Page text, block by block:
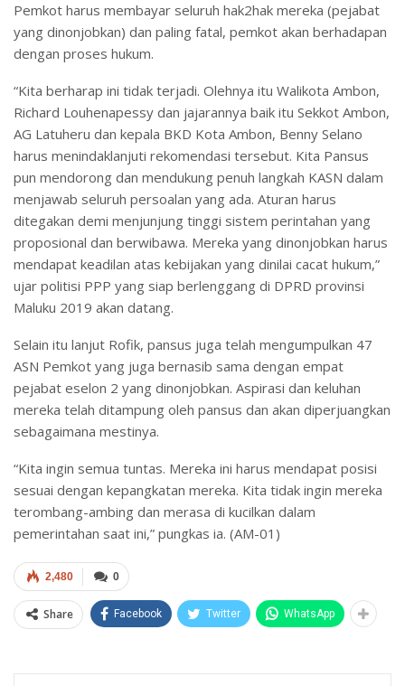
Pemkot harus membayar seluruh hak2hak mereka (pejabat
yang dinonjobkan) dan paling fatal, pemkot akan berhadapan
dengan proses hukum.
“Kita berharap ini tidak terjadi. Olehnya itu Walikota Ambon,
Richard Louhenapessy dan jajarannya baik itu Sekkot Ambon,
AG Latuheru dan kepala BKD Kota Ambon, Benny Selano
harus menindaklanjuti rekomendasi tersebut. Kita Pansus
pun mendorong dan mendukung penuh langkah KASN dalam
menjawab seluruh persoalan yang ada. Aturan harus
ditegakan demi menjunjung tinggi sistem perintahan yang
proposional dan berwibawa. Mereka yang dinonjobkan harus
mendapat keadilan atas kebijakan yang dinilai cacat hukum,”
ujar politisi PPP yang siap berlenggang di DPRD provinsi
Maluku 2019 akan datang.
Selain itu lanjut Rofik, pansus juga telah mengumpulkan 47
ASN Pemkot yang juga bernasib sama dengan empat
pejabat eselon 2 yang dinonjobkan. Aspirasi dan keluhan
mereka telah ditampung oleh pansus dan akan diperjuangkan
sebagaimana mestinya.
“Kita ingin semua tuntas. Mereka ini harus mendapat posisi
sesuai dengan kepangkatan mereka. Kita tidak ingin mereka
terombang-ambing dan merasa di kucilkan dalam
pemerintahan saat ini,” pungkas ia. (AM-01)
0
2,480
Share Facebook Twitter WhatsApp